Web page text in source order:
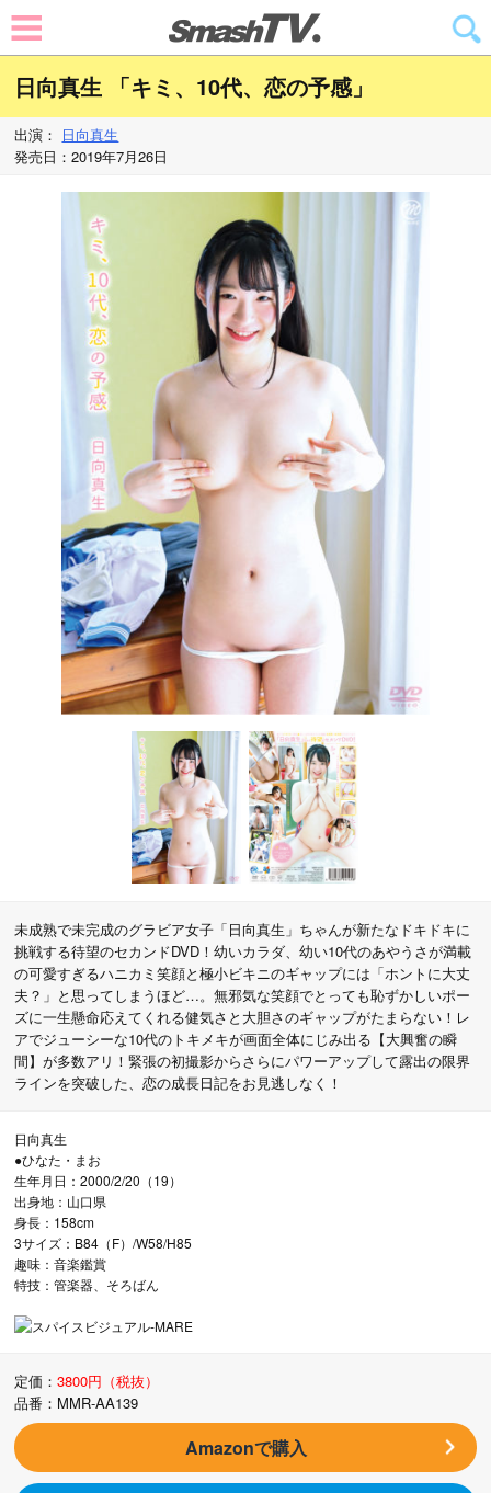
日向真生 「キミ、10代、恋の予感」
出演： 日向真生
発売日：2019年7月26日
未成熟で未完成のグラビア女子「日向真生」ちゃんが新たなドキドキに
挑戦する待望のセカンドDVD！幼いカラダ、幼い10代のあやうさが満載
の可愛すぎるハニカミ笑顔と極小ビキニのギャップには「ホントに大丈
夫？」と思ってしまうほど…。無邪気な笑顔でとっても恥ずかしいポー
ズに一生懸命応えてくれる健気さと大胆さのギャップがたまらない！レ
アでジューシーな10代のトキメキが画面全体にじみ出る【大興奮の瞬
間】が多数アリ！緊張の初撮影からさらにパワーアップして露出の限界
ラインを突破した、恋の成長日記をお見逃しなく！
日向真生
●ひなた・まお
生年月日：2000/2/20（19）
出身地：山口県
身長：158cm
3サイズ：B84（F）/W58/H85
趣味：音楽鑑賞
特技：管楽器、そろばん
定価：3800円（税抜）
品番：MMR-AA139
Amazonで購入